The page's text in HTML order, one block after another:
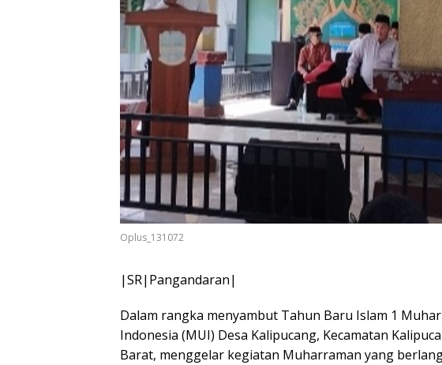
Oplus_131072
|SR|Pangandaran|
Dalam rangka menyambut Tahun Baru Islam 1
Indonesia (MUI) Desa Kalipucang, Kecamatan
Barat, menggelar kegiatan Muharraman yang